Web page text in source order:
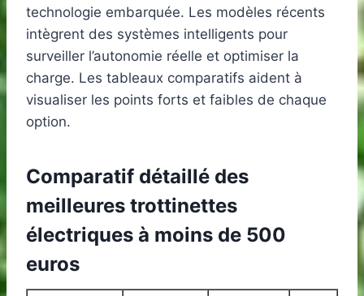
technologie embarquée. Les modèles récents
intègrent des systèmes intelligents pour
surveiller l’autonomie réelle et optimiser la
charge. Les tableaux comparatifs aident à
visualiser les points forts et faibles de chaque
option.
Comparatif détaillé des
meilleures trottinettes
électriques à moins de 500
euros